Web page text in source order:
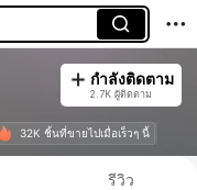
กำลังติดตาม
2.7K ผู้ติดตาม
32K ชิ้นที่ขายไปเมื่อเร็วๆ นี้
รีวิว